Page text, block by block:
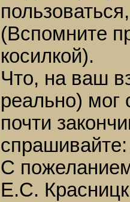
(Вспомните
косилкой).
Что, на ваш
реально) мог
почти
С
Е.С.